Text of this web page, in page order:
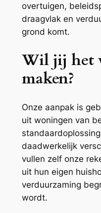
overtuigen,
draagvlak en
grond komt.
Wil jij het
maken?
Onze aanpak is
uit woningen van
daadwerkelijk
vullen zelf onze
uit hun eigen
verduurzaming
wordt.